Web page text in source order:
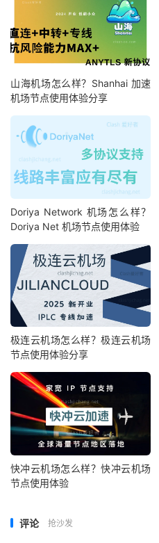
山海机场怎么样？Shanhai 加速
机场节点使用体验分享
Doriya Network 机场怎么样？
Doriya Net 机场节点使用体验
极连云机场怎么样？极连云机场
节点使用体验分享
快冲云机场怎么样？快冲云机场
节点使用体验
评论 抢沙发